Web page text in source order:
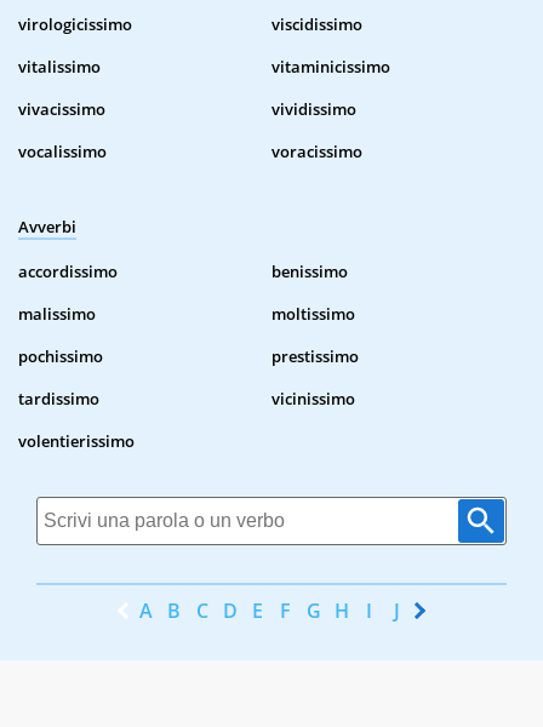
virologicissimo
viscidissimo
vitalissimo
vitaminicissimo
vivacissimo
vividissimo
vocalissimo
voracissimo
Avverbi
accordissimo
benissimo
malissimo
moltissimo
pochissimo
prestissimo
tardissimo
vicinissimo
volentierissimo
A B C D E F G H I J K